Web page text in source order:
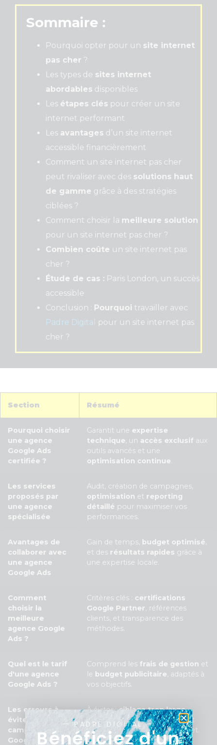
Sommaire :
Pourquoi opter pour un site internet
pas cher ?
Les types de sites internet
abordables disponibles
Les étapes clés pour créer un site
internet performant
Les avantages d’un site internet
accessible financièrement
Comment un site internet pas cher
peut rivaliser avec des solutions haut
de gamme grâce à des stratégies
ciblées ?
Comment choisir la meilleure solution
pour un site internet pas cher ?
Combien coûte un site internet pas
cher ?
Étude de cas : Paris London, un succès
accessible
Conclusion : Pourquoi travailler avec
Padre Digital
pour un site internet pas
cher ?
Section Résumé
Pourquoi choisir
une agence
Google Ads
certifiée ?
Garantit une expertise
technique, un accès exclusif aux
outils avancés et une
optimisation continue.
Les services
proposés par
une agence
spécialisée
Audit, création de campagnes,
optimisation et reporting
détaillé pour maximiser vos
performances.
Avantages de
collaborer avec
une agence
Google Ads
Gain de temps, budget optimisé,
et des résultats rapides grâce à
une expertise locale.
Comment
choisir la
meilleure
agence Google
Ads ?
Critères clés : certifications
Google Partner, références
clients, et transparence des
méthodes.
Quel est le tarif
d'une agence
Google Ads ?
Comprend les frais de gestion et
le budget publicitaire, adaptés à
vos objectifs.
Les erreurs à
éviter dans une
campagne
Google Ads
À éviter :ciblage trop large,
mauvais choix de mots-clés, et
mauvaise répartition du budget.
— PADRE DIGITAL —
Bénéficiez d'un